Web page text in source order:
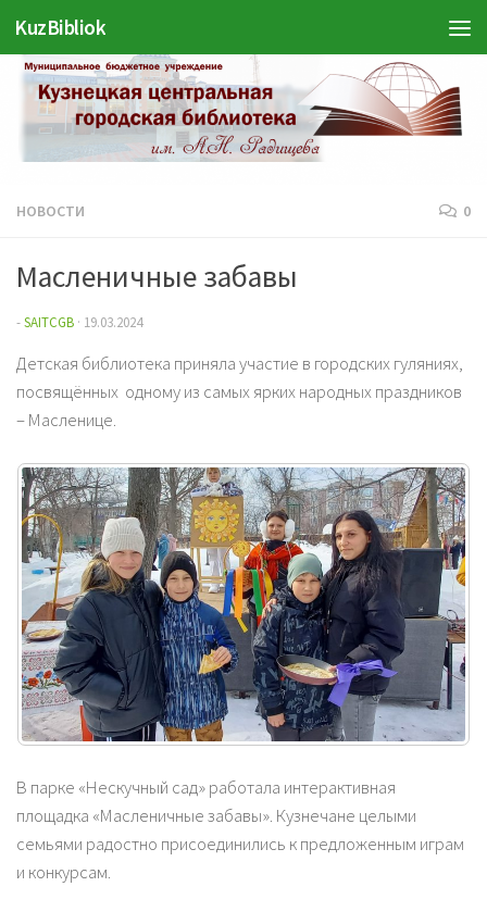
Перейти к содержимому
KuzBibliok
НОВОСТИ 0
Масленичные забавы
-SAITCGB · 19.03.2024
Детская библиотека приняла участие в городских гуляниях,
посвящённых одному из самых ярких народных праздников
– Масленице.
В парке «Нескучный сад» работала интерактивная
площадка «Масленичные забавы». Кузнечане целыми
семьями радостно присоединились к предложенным играм
и конкурсам.